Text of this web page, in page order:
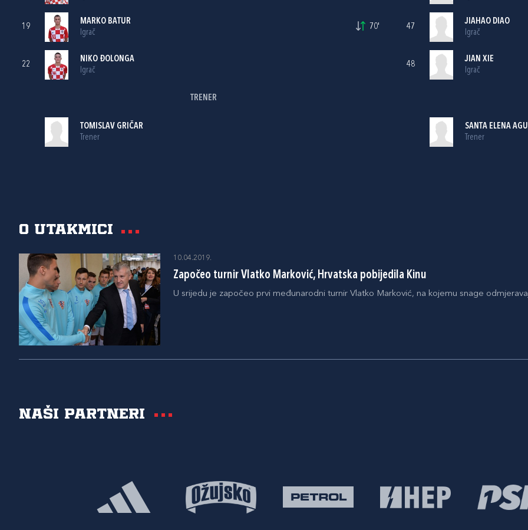
19
MARKO BATUR
Igrač
70'
22
NIKO ĐOLONGA
Igrač
TRENER
TOMISLAV GRIČAR
Trener
47
JIAHAO DIAO
Igrač
48
JIAN XIE
Igrač
SANTA ELENA
Trener
O utakmici
10.04.2019.
Započeo turnir Vlatko Marković, Hrvatska pobijedila Kinu
U srijedu je započeo prvi međunarodni turnir Vlatko Marković, na kojemu snage
Naši partneri